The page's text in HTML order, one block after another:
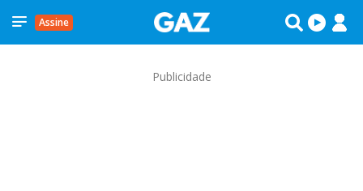
Assine
Publicidade